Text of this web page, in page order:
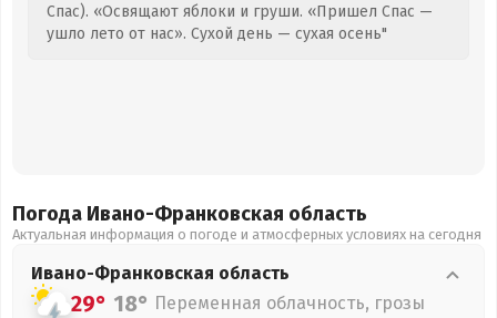
Спас). «Освящают яблоки и груши. «Пришел Спас —
ушло лето от нас». Сухой день — сухая осень"
Погода Ивано-Франковская область
Актуальная информация о погоде и атмосферных условиях на сегодня
Ивано-Франковская область
29° 18° Переменная облачность, грозы